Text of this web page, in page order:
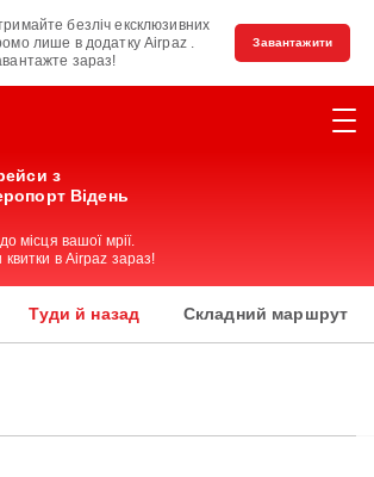
безліч ексклюзивних
лише в додатку Airpaz .
зараз!
Завантажити
з
Відень
місця вашої мрії.
в Airpaz зараз!
Туди й назад Складний маршрут